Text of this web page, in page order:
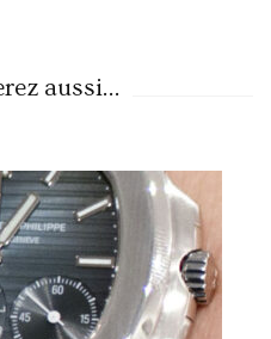
aussi...